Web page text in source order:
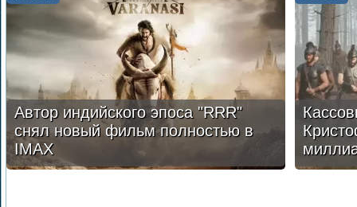
Автор индийского эпоса "RRR"
снял новый фильм полностью в
IMAX